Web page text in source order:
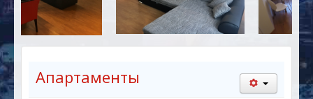
САУНА
КОНФ-Ц-ЗАЛ
Апартаменты